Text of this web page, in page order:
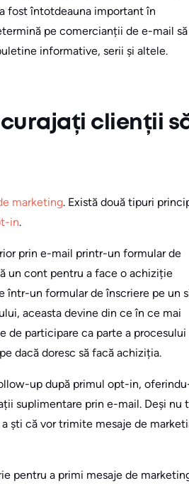
fost întotdeauna important în
pe comercianții de e-mail să
informative, serii și altele.
clienții
marketing. Există două tipuri
in.
prin e-mail printr-un formular de
un cont pentru a face o achiziție
într-un formular de înscriere pe un
aceasta devine din ce în ce mai
participare ca parte a procesului
dacă doresc să facă achiziția.
up după primul opt-in,
suplimentare prin e-mail. Deși nu
ști că vor trimite mesaje de
pentru a primi mesaje de